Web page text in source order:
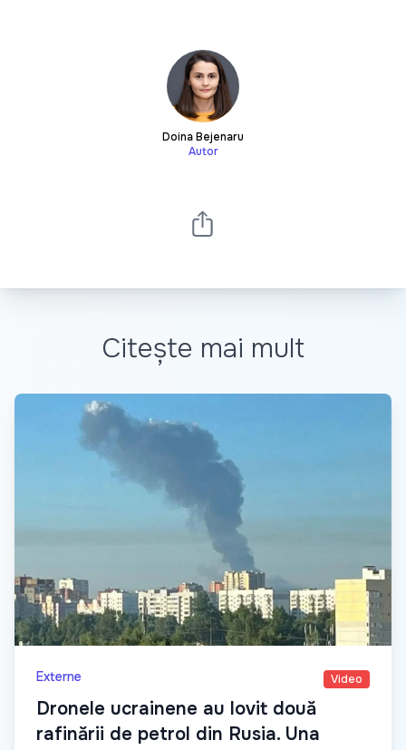
Doina Bejenaru
Autor
Citește mai mult
Externe Video
Dronele ucrainene au lovit două
rafinării de petrol din Rusia. Una